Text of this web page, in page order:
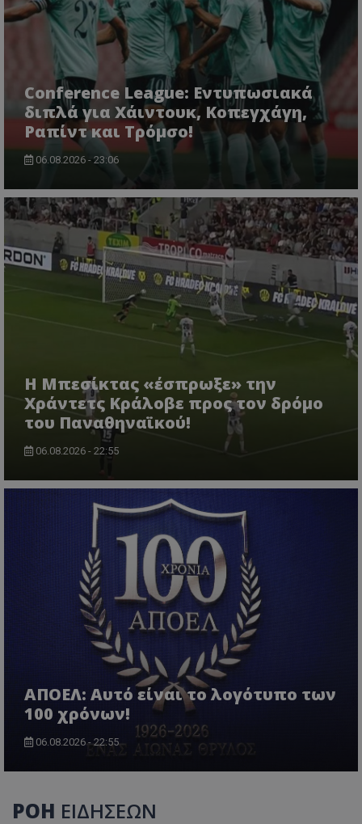
Conference League: Εντυπωσιακά
διπλά για Χάιντουκ, Κοπεγχάγη,
Ραπίντ και Τρόμσο!
06.08.2026 - 23:06
Η Μπεσίκτας «έσπρωξε» την
Χράντετς Κράλοβε προς τον δρόμο
του Παναθηναϊκού!
06.08.2026 - 22:55
ΑΠΟΕΛ: Αυτό είναι το λογότυπο των
100 χρόνων!
06.08.2026 - 22:55
ΡΟΗ ΕΙΔΗΣΕΩΝ